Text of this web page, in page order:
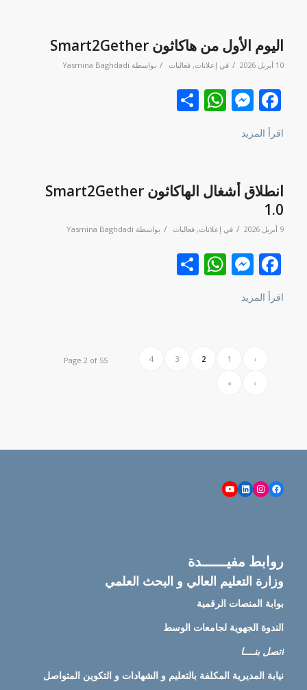
اليوم الأول من هاكاثون Smart2Gether
10 أبريل 2026 / في إعلانات, فعاليات / بواسطة Yasmina Baghdadi
Facebook
Messenger
WhatsApp
نشر
اقرأ المزيد
انطلاق أشغال الهاكاثون Smart2Gether
1.0
9 أبريل 2026 / في إعلانات, فعاليات / بواسطة Yasmina Baghdadi
Facebook
Messenger
WhatsApp
نشر
اقرأ المزيد
Page 2 of 55 ‹
1
2
3
4
›
»
Facebook
Instagram
LinkedIn
YouTube
روابط مفيــــــدة
وزارة التعليم العالي و البحث العلمي
بوابة المنصات الرقمية
الندوة الجهوية لجامعات الوسط
اتصل بنــــا
نيابة المديرية المكلفة بالتعليم و الشهادات و التكوين المتواصل